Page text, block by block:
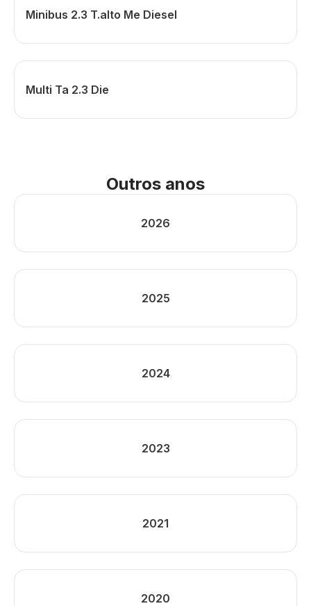
Minibus 2.3 T.alto Me Diesel
Multi Ta 2.3 Die
Outros anos
2026
2025
2024
2023
2021
2020